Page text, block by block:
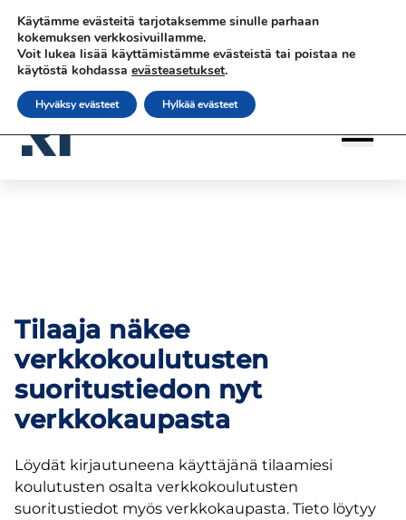
sisältöön
Ota yhteyttä | Tilaa uutiskirje
RATEKO Akatemia | Suomi
Tilaaja näkee
verkkokoulutusten
suoritustiedon nyt
verkkokaupasta
Löydät kirjautuneena käyttäjänä tilaamiesi
koulutusten osalta verkkokoulutusten
suoritustiedot myös verkkokaupasta. Tieto löytyy
Käytämme evästeitä tarjotaksemme sinulle parhaan
kokemuksen verkkosivuillamme.
Voit lukea lisää käyttämistämme evästeistä tai poistaa ne
käytöstä kohdassa evästeasetukset.
Hyväksy evästeet Hylkää evästeet